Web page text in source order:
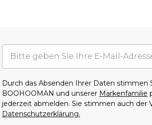
Durch das Absenden Ihrer Daten
BOOHOOMAN und unserer Markenfamilie
jederzeit abmelden. Sie stimmen auch
Datenschutzerklärung.